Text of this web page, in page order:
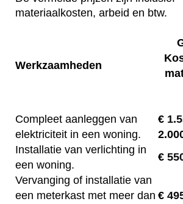
materiaalkosten, arbeid en btw.
Werkzaamheden
Compleet aanleggen van
elektriciteit in een woning.
€
Installatie van verlichting in
een woning.
€
Vervanging of installatie van
een meterkast met meer dan €